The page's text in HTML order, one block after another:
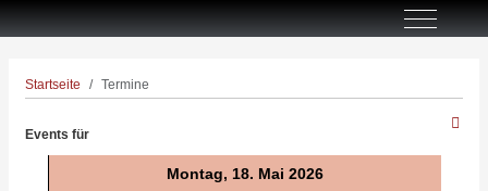
Off-
Startseite Termine
Events für
Montag, 18. Mai 2026